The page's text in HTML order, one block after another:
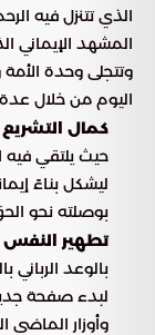
الذي تتنزل فيه
المشهد الإيماني
وتتجلى وحدة
اليوم من خلال
كمال
حيث يلتقي فيه
ليشكل بناءً
بوصلته نحو
تطهير النفس
بالوعد
لبدء صفحة
وأوزار الماضي